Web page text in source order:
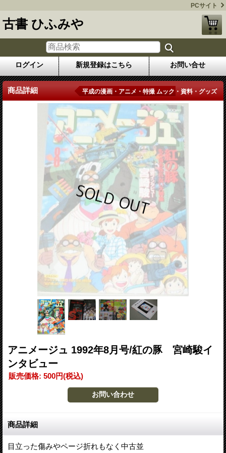
PCサイト
古書 ひふみや
ログイン 新規登録はこちら お問い合せ
商品詳細 平成の漫画・アニメ・特撮 ムック・資料・グッズ
アニメージュ 1992年8月号/紅の豚 宮崎駿イ
ンタビュー
販売価格: 500円(税込)
商品詳細
目立った傷みやページ折れもなく中古並